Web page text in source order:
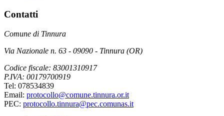
Contatti
Comune di Tinnura
Via Nazionale n. 63 - 09090 - Tinnura (OR)
Codice fiscale: 83001310917
P.IVA: 00179700919
Tel: 078534839
Email: protocollo@comune.tinnura.or.it
PEC: protocollo.tinnura@pec.comunas.it